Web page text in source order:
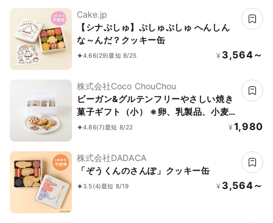
Cake.jp
【シナぷしゅ】ぷしゅぷしゅ へんしん
な～んだ？クッキー缶
4.66(29)最短 8/25 ¥ 3,564～
株式会社Coco ChouChou
ビーガン&グルテンフリーやさしい焼き
菓子ギフト（小） ※卵、乳製品、小麦
粉、白砂糖不使用 《ヴィーガンスイー
4.86(7)最短 8/22 ¥ 1,980
株式会社DADACA
「ぞうくんのさんぽ」クッキー缶
3.5(4)最短 8/19 ¥ 3,564～